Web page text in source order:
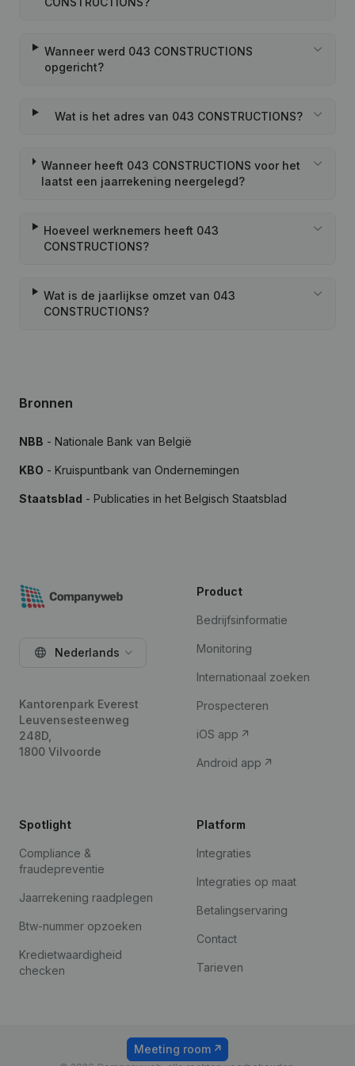
Wanneer werd 043 CONSTRUCTIONS
opgericht?
Wat is het adres van 043 CONSTRUCTIONS?
Wanneer heeft 043 CONSTRUCTIONS voor het
laatst een jaarrekening neergelegd?
Hoeveel werknemers heeft 043
CONSTRUCTIONS?
Wat is de jaarlijkse omzet van 043
CONSTRUCTIONS?
Bronnen
NBB - Nationale Bank van België
KBO - Kruispuntbank van Ondernemingen
Staatsblad - Publicaties in het Belgisch Staatsblad
Nederlands
Kantorenpark Everest
Leuvensesteenweg
248D,
1800 Vilvoorde
Product
Bedrijfsinformatie
Monitoring
Internationaal zoeken
Prospecteren
iOS app
Android app
Spotlight
Compliance &
fraudepreventie
Jaarrekening raadplegen
Btw-nummer opzoeken
Kredietwaardigheid
checken
Platform
Integraties
Integraties op maat
Betalingservaring
Contact
Tarieven
Meeting room